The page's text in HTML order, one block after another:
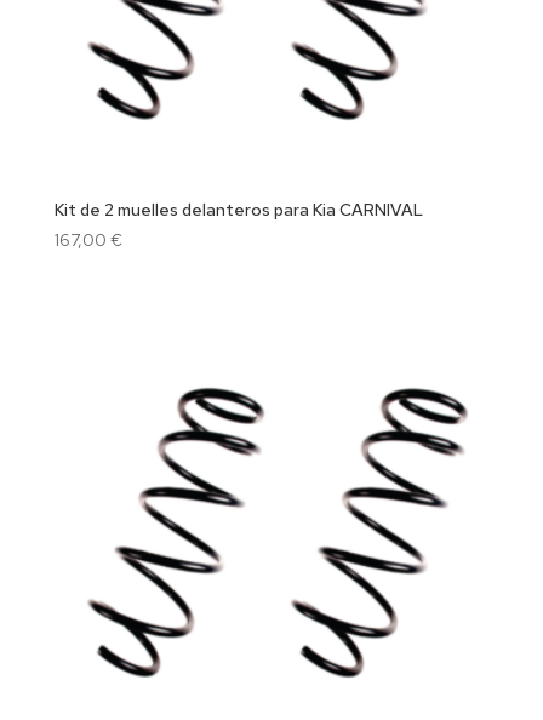
Kit de 2 muelles delanteros para Kia CARNIVAL
167,00 €